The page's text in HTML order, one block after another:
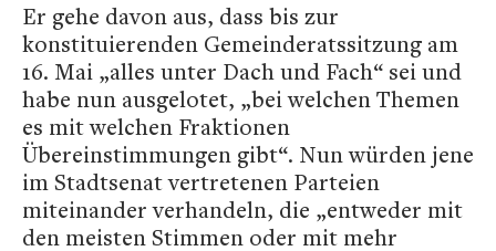
Er gehe davon aus, dass bis zur
konstituierenden Gemeinderatssitzung am
16. Mai „alles unter Dach und Fach“ sei und
habe nun ausgelotet, „bei welchen Themen
es mit welchen Fraktionen
Übereinstimmungen gibt“. Nun würden jene
im Stadtsenat vertretenen Parteien
miteinander verhandeln, die „entweder mit
den meisten Stimmen oder mit mehr